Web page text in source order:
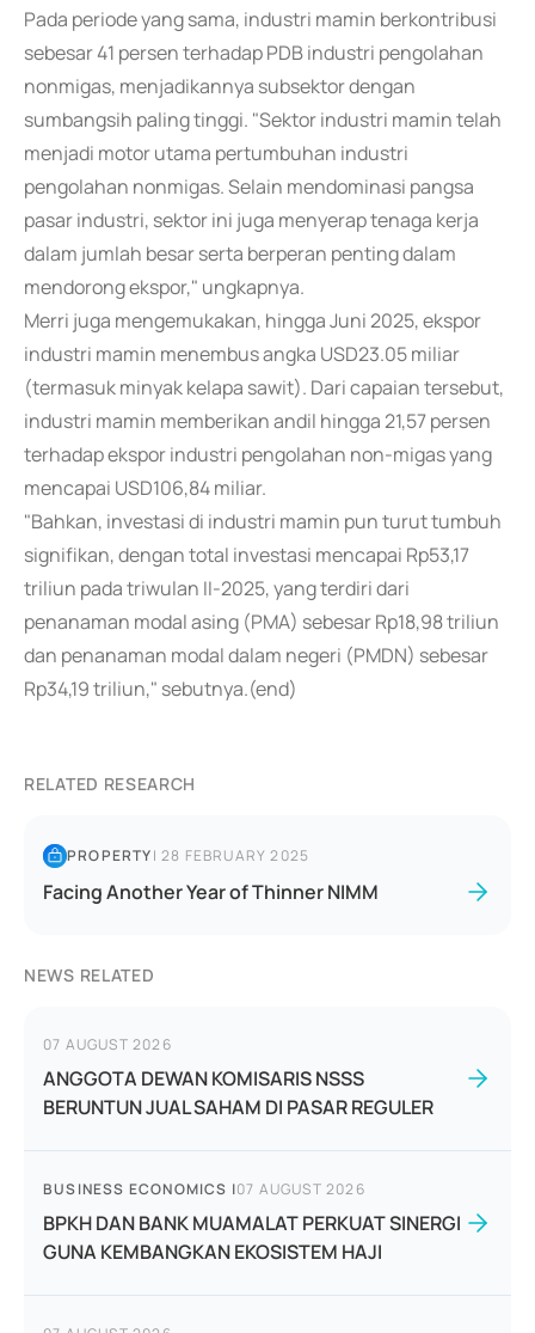
Pada periode yang sama, industri mamin berkontribusi
sebesar 41 persen terhadap PDB industri pengolahan
nonmigas, menjadikannya subsektor dengan
sumbangsih paling tinggi. "Sektor industri mamin telah
menjadi motor utama pertumbuhan industri
pengolahan nonmigas. Selain mendominasi pangsa
pasar industri, sektor ini juga menyerap tenaga kerja
dalam jumlah besar serta berperan penting dalam
mendorong ekspor," ungkapnya.
Merri juga mengemukakan, hingga Juni 2025, ekspor
industri mamin menembus angka USD23.05 miliar
(termasuk minyak kelapa sawit). Dari capaian tersebut,
industri mamin memberikan andil hingga 21,57 persen
terhadap ekspor industri pengolahan non-migas yang
mencapai USD106,84 miliar.
"Bahkan, investasi di industri mamin pun turut tumbuh
signifikan, dengan total investasi mencapai Rp53,17
triliun pada triwulan II-2025, yang terdiri dari
penanaman modal asing (PMA) sebesar Rp18,98 triliun
dan penanaman modal dalam negeri (PMDN) sebesar
Rp34,19 triliun," sebutnya.(end)
RELATED RESEARCH
PROPERTY|28 FEBRUARY 2025
Facing Another Year of Thinner NIMM
NEWS RELATED
07 AUGUST 2026
ANGGOTA DEWAN KOMISARIS NSSS
BERUNTUN JUAL SAHAM DI PASAR REGULER
BUSINESS ECONOMICS |07 AUGUST 2026
BPKH DAN BANK MUAMALAT PERKUAT SINERGI
GUNA KEMBANGKAN EKOSISTEM HAJI